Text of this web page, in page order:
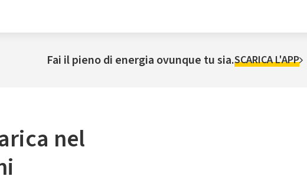
Fai il pieno di energia ovunque tu sia.SCARICA L'APP
nel